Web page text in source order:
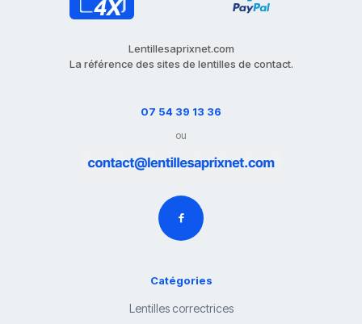
Lentillesaprixnet.com
La référence des sites de lentilles de contact.
07 54 39 13 36
ou
Catégories
Lentilles correctrices